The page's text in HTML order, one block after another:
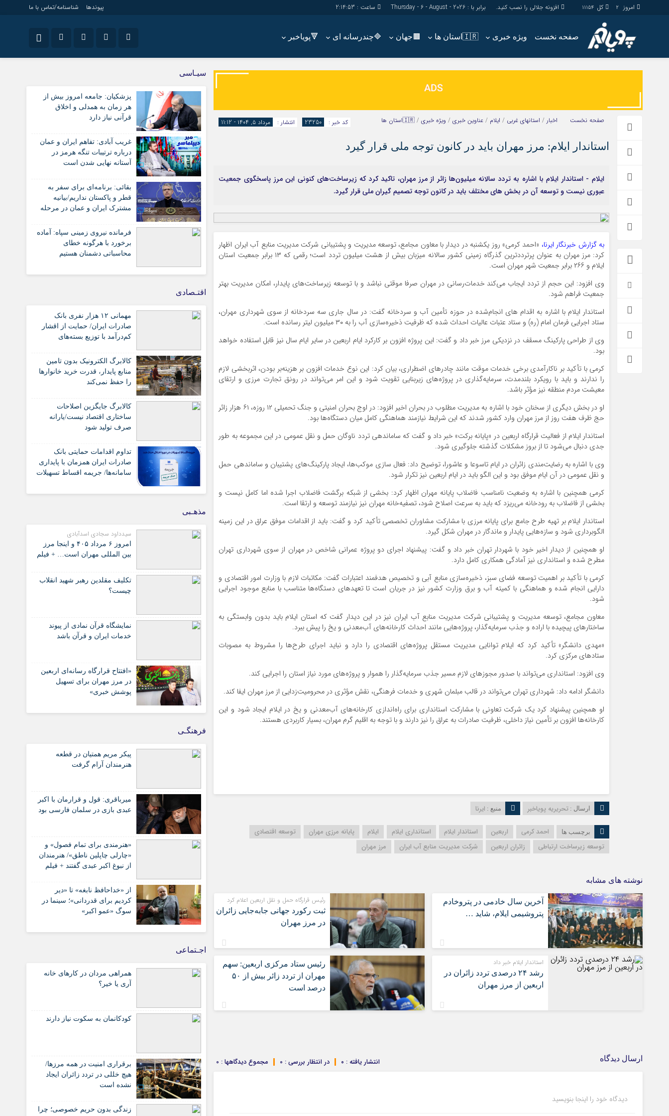
کل 11154 امروز 2 افزونه جلالی را نصب کنید. برابر با : Thursday - 6 - August - 2026 ساعت : 2:14:54 پیوندها شناسنامه/تماس با ما
صفحه نخست ویژه خبری 🇮🇷استان ها 🟫جهان 🔷چندرسانه ای 🔻پویاخبر
سروش
ایتا
آپارات
اپلیکیشن
رمز عبور
مرا به خاطر بسپار
سیاسی
فرهنگ
حساب مشتری
سبد خريد
گروه سیاسی
گروه فرهنگ
اقتصاد
سیاسی
فرهنگ
صفحه نخست اخبار / استانهای غربی / ایلام / عناوین خبری / ویژه خبری / 🇮🇷استان ها انتشار : مرداد ۵, ۱۴۰۴ - 11:12 کد خبر : 23250
استاندار ایلام: مرز مهران باید در کانون توجه ملی قرار گیرد
ایلام - استاندار ایلام با اشاره به تردد سالانه میلیون‌ها زائر از مرز مهران، تاکید کرد که زیرساخت‌های کنونی این مرز پاسخگوی جمعیت
عبوری نیست و توسعه آن در بخش های مختلف باید در کانون توجه تصمیم گیران ملی قرار گیرد.
به گزارش خبرنگار ایرنا، «احمد کرمی» روز یکشنبه در دیدار با معاون مجامع، توسعه مدیریت و پشتیبانی شرکت مدیریت منابع آب ایران اظهار
کرد: مرز مهران به‌ عنوان پرترددترین گذرگاه زمینی کشور سالانه میزبان بیش از هشت میلیون تردد است؛ رقمی که ۱۳ برابر جمعیت استان
ایلام و ۲۶۶ برابر جمعیت شهر مهران است.
وی افزود: این حجم از تردد ایجاب می‌کند خدمات‌رسانی در مهران صرفا موقتی نباشد و با توسعه زیرساخت‌های پایدار، امکان مدیریت بهتر
جمعیت فراهم شود.
استاندار ایلام با اشاره به اقدام های انجام‌شده در حوزه تأمین آب و سردخانه گفت: در سال جاری سه سردخانه از سوی شهرداری مهران،
ستاد اجرایی فرمان امام (ره) و ستاد عتبات عالیات احداث شده که ظرفیت ذخیره‌سازی آب را به ۳۰ میلیون لیتر رسانده است.
وی از طراحی پارکینگ مسقف در نزدیکی مرز خبر داد و گفت: این پروژه افزون بر کارکرد ایام اربعین در سایر ایام سال نیز قابل استفاده خواهد
بود.
کرمی با تأکید بر ناکارآمدی برخی خدمات موقت مانند چادرهای اضطراری، بیان کرد: این نوع خدمات افزون بر هزینه‌بر بودن، اثربخشی لازم
را ندارند و باید با رویکرد بلندمدت، سرمایه‌گذاری در پروژه‌های زیربنایی تقویت شود و این امر می‌تواند در رونق تجارت مرزی و ارتقای
معیشت مردم منطقه نیز مؤثر باشد.
او در بخش دیگری از سخنان خود با اشاره به مدیریت مطلوب در بحران اخیر افزود: در اوج بحران امنیتی و جنگ تحمیلی ۱۲ روزه، ۶۱ هزار زائر
حج ظرف هفت روز از مرز مهران وارد کشور شدند که این شرایط نیازمند هماهنگی کامل میان دستگاه‌ها بود.
استاندار ایلام از فعالیت قرارگاه اربعین در «پایانه برکت» خبر داد و گفت که ساماندهی تردد ناوگان حمل‌ و نقل عمومی در این مجموعه به‌ طور
جدی دنبال می‌شود تا از بروز مشکلات گذشته جلوگیری شود.
وی با اشاره به رضایت‌مندی زائران در ایام تاسوعا و عاشورا، توضیح داد: فعال‌ سازی موکب‌ها، ایجاد پارکینگ‌های پشتیبان و ساماندهی حمل‌
و نقل عمومی در آن ایام موفق بود و این الگو باید در ایام اربعین نیز تکرار شود.
کرمی همچنین با اشاره به وضعیت نامناسب فاضلاب پایانه مهران اظهار کرد: بخشی از شبکه برگشت فاضلاب اجرا شده اما کامل نیست و
بخشی از فاضلاب به رودخانه می‌ریزد که باید به‌ سرعت اصلاح شود، تصفیه‌خانه مهران نیز نیازمند توسعه و ارتقا است.
استاندار ایلام بر تهیه طرح جامع برای پایانه مرزی با مشارکت مشاوران تخصصی تأکید کرد و گفت: باید از اقدامات موفق عراق در این زمینه
الگوبرداری شود و سازه‌هایی پایدار و ماندگار در مهران شکل گیرد.
او همچنین از دیدار اخیر خود با شهردار تهران خبر داد و گفت: پیشنهاد اجرای دو پروژه عمرانی شاخص در مهران از سوی شهرداری تهران
مطرح شده و استانداری نیز آمادگی همکاری کامل دارد.
کرمی با تأکید بر اهمیت توسعه فضای سبز، ذخیره‌سازی منابع آبی و تخصیص هدفمند اعتبارات گفت: مکاتبات لازم با وزارت امور اقتصادی و
دارایی انجام شده و هماهنگی با کمیته آب و برق وزارت کشور نیز در جریان است تا تعهدهای دستگاه‌ها متناسب با منابع موجود اجرایی
شود.
معاون مجامع، توسعه مدیریت و پشتیبانی شرکت مدیریت منابع آب ایران نیز در این دیدار گفت که استان ایلام باید بدون وابستگی به
ساختارهای پیچیده با اراده و جذب سرمایه‌گذار، پروژه‌هایی مانند احداث کارخانه‌های آب‌معدنی و یخ را پیش ببرد.
«مهدی دانشگر» تأکید کرد که ایلام توانایی مدیریت مستقل پروژه‌های اقتصادی را دارد و نباید اجرای طرح‌ها را مشروط به مصوبات
ستادهای مرکزی کرد.
وی افزود: استانداری می‌تواند با صدور مجوزهای لازم مسیر جذب سرمایه‌گذار را هموار و پروژه‌های مورد نیاز استان را اجرایی کند.
دانشگر ادامه داد: شهرداری تهران می‌تواند در قالب مبلمان شهری و خدمات فرهنگی، نقش مؤثری در محرومیت‌زدایی از مرز مهران ایفا کند.
او همچنین پیشنهاد کرد یک شرکت تعاونی با مشارکت استانداری برای راه‌اندازی کارخانه‌های آب‌معدنی و یخ در ایلام ایجاد شود و این
کارخانه‌ها افزون بر تأمین نیاز داخلی، ظرفیت صادرات به عراق را نیز دارند و با توجه به اقلیم گرم مهران، بسیار کاربردی هستند.
ارسال : تحریریه پویاخبر منبع : ایرنا
برچسب ها احمد کرمی اربعین استاندار ایلام استانداری ایلام ایلام پایانه مرزی مهران
توسعه اقتصادی
توسعه زیرساخت ارتباطی
زائران اربعین شرکت مدیریت منابع آب ایران مرز مهران
نوشته های مشابه
آخرین سال خادمی در پتروخادم
پتروشیمی ایلام، شاید …
رئیس قرارگاه حمل و نقل اربعین اعلام کرد
ثبت رکورد جهانی جابه‌جایی زائران
در مرز مهران
استاندار ایلام خبر داد
رشد ۲۴ درصدی تردد زائران در
اربعین از مرز مهران
رئیس ستاد مرکزی اربعین: سهم
مهران از تردد زائر بیش از ۵۰
درصد است
ارسال دیدگاه مجموع دیدگاهها : 0 در انتظار بررسی : 0 انتشار یافته : ۰
دیدگاه خود را اینجا بنویسید
سیـاسی
پزشکیان: جامعه امروز بیش از
هر زمان به همدلی و اخلاق
قرآنی نیاز دارد
غریب آبادی: تفاهم ایران و عمان
درباره ترتیبات تنگه هرمز در
آستانه نهایی شدن است
بقائی: برنامه‌ای برای سفر به
قطر و پاکستان نداریم/بیانیه
مشترک ایران و عمان در مرحله
فرمانده نیروی زمینی سپاه: آماده
برخورد با هرگونه خطای
محاسباتی دشمنان هستیم
اقتـصادی
مهمانی ۱۲ هزار نفری بانک
صادرات ایران/ حمایت از اقشار
کم‌درآمد با توزیع بسته‌های
کالابرگ الکترونیک بدون تامین
منابع پایدار، قدرت خرید خانوارها
را حفظ نمی‌کند
کالابرگ جایگزین اصلاحات
ساختاری اقتصاد نیست/یارانه
صرف تولید شود
تداوم اقدامات حمایتی بانک
صادرات ایران همزمان با پایداری
سامانه‌ها/ جریمه اقساط تسهیلات
مذهـبی
سیدداود سجادی اسدآبادی
امروز ۶ مرداد ۴۰۵ و اینجا مرز
بین المللی مهران است… + فیلم
تکلیف مقلدین رهبر شهید انقلاب
چیست؟
نمایشگاه قرآن نمادی از پیوند
خدمات ایران و قرآن باشد
«افتتاح قرارگاه رسانه‌ای اربعین
در مرز مهران برای تسهیل
پوشش خبری»
فرهنگـی
پیکر مریم همتیان در قطعه
هنرمندان آرام گرفت
میرباقری: قول و قرارمان با اکبر
عبدی بازی در سلمان فارسی بود
«هنرمندی برای تمام فصول» و
«چارلی چاپلین ناطق»/ هنرمندان
از نبوغ اکبر عبدی گفتند + فیلم
از «خداحافظ نابغه» تا «دیر
کردیم برای قدردانی»؛ سینما در
سوگ «عمو اکبر»
اجـتماعی
همراهی مردان در کارهای خانه
آری یا خیر؟
کودکانمان به سکوت نیاز دارند
برقراری امنیت در همه مرزها/
هیچ‌ خللی در تردد زائران ایجاد
نشده است
زندگی بدون حریم خصوصی؛ چرا